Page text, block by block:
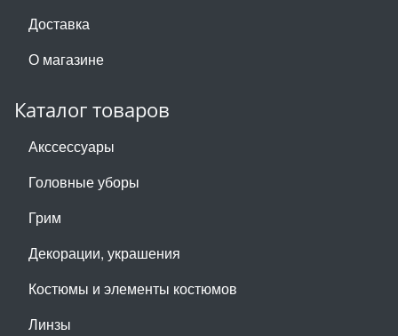
Доставка
О магазине
Каталог товаров
Акссессуары
Головные уборы
Грим
Декорации, украшения
Костюмы и элементы костюмов
Линзы